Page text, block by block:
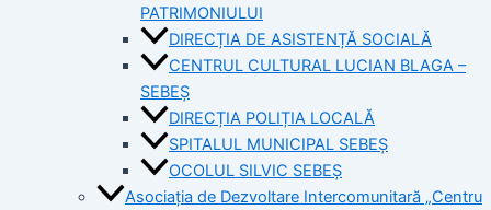
PATRIMONIULUI
DIRECȚIA DE ASISTENȚĂ SOCIALĂ
CENTRUL CULTURAL LUCIAN BLAGA –
SEBEȘ
DIRECȚIA POLIȚIA LOCALĂ
SPITALUL MUNICIPAL SEBEȘ
OCOLUL SILVIC SEBEȘ
Asociația de Dezvoltare Intercomunitară „Centru